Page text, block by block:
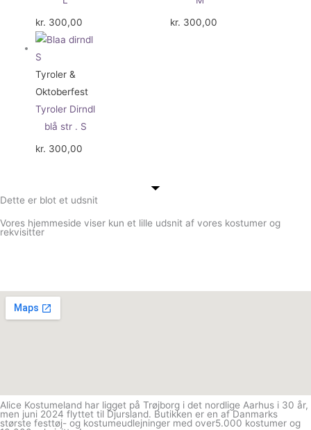
kr. 300,00
kr. 300,00
Tyroler &
Oktoberfest
Tyroler Dirndl
blå str . S
kr. 300,00
Dette er blot et udsnit
Vores hjemmeside viser kun et lille udsnit af vores kostumer og
rekvisitter
Alice Kostumeland har ligget på Trøjborg i det nordlige Aarhus i 30 år,
men juni 2024 flyttet til Djursland. Butikken er en af Danmarks
største festtøj- og kostumeudlejninger med over5.000 kostumer og